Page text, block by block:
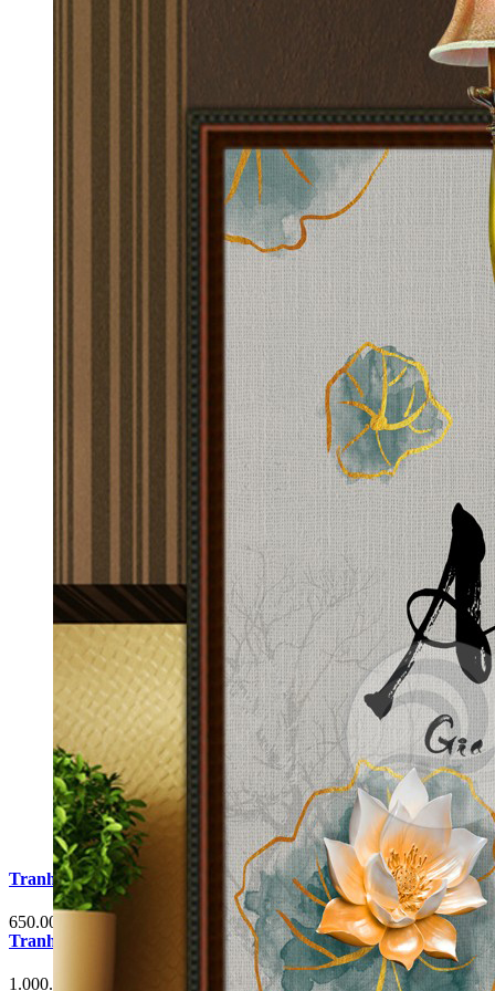
Tranh Cá Chép Hoa Sen Phòng Khách G3
1.000.000 đ
Tranh Cá Chép Hoa Sen Phòng Khách G6
650.000 đ